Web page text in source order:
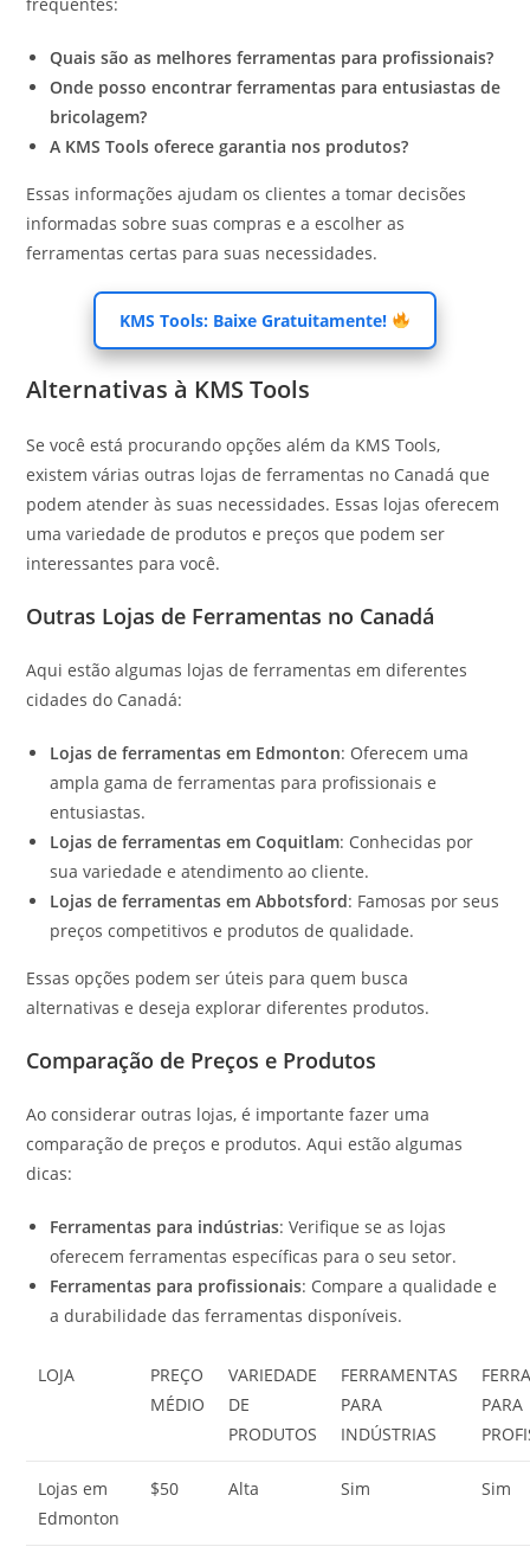
Quais são as melhores ferramentas para profissionais?
Onde posso encontrar ferramentas para entusiastas de
bricolagem?
A KMS Tools oferece garantia nos produtos?
Essas informações ajudam os clientes a tomar decisões
informadas sobre suas compras e a escolher as
ferramentas certas para suas necessidades.
KMS Tools: Baixe Gratuitamente!
Alternativas à KMS Tools
Se você está procurando opções além da KMS Tools,
existem várias outras lojas de ferramentas no Canadá que
podem atender às suas necessidades. Essas lojas oferecem
uma variedade de produtos e preços que podem ser
interessantes para você.
Outras Lojas de Ferramentas no Canadá
Aqui estão algumas lojas de ferramentas em diferentes
cidades do Canadá:
Lojas de ferramentas em Edmonton: Oferecem uma
ampla gama de ferramentas para profissionais e
entusiastas.
Lojas de ferramentas em Coquitlam: Conhecidas por
sua variedade e atendimento ao cliente.
Lojas de ferramentas em Abbotsford: Famosas por seus
preços competitivos e produtos de qualidade.
Essas opções podem ser úteis para quem busca
alternativas e deseja explorar diferentes produtos.
Comparação de Preços e Produtos
Ao considerar outras lojas, é importante fazer uma
comparação de preços e produtos. Aqui estão algumas
dicas:
Ferramentas para indústrias: Verifique se as lojas
oferecem ferramentas específicas para o seu setor.
Ferramentas para profissionais: Compare a qualidade e
a durabilidade das ferramentas disponíveis.
LOJA
PREÇO
MÉDIO
VARIEDADE
DE
PRODUTOS
FERRAMENTAS
PARA
INDÚSTRIAS
PARA
Lojas em
Edmonton
$50 Alta Sim Sim